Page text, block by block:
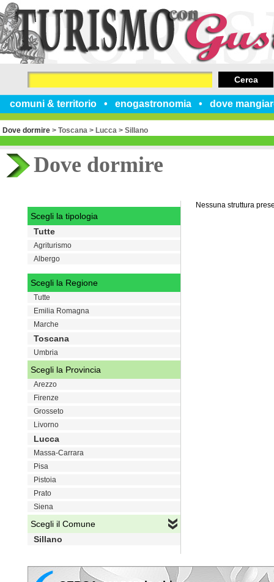
comuni & territorio enogastronomia dove
Cerca
Dove dormire > Toscana > Lucca > Sillano
Dove dormire
Nessuna struttura
Scegli la tipologia
Tutte
Agriturismo
Albergo
Scegli la Regione
Tutte
Emilia Romagna
Marche
Toscana
Umbria
Scegli la Provincia
Arezzo
Firenze
Grosseto
Livorno
Lucca
Massa-Carrara
Pisa
Pistoia
Prato
Siena
Scegli il Comune
Sillano